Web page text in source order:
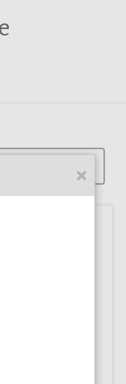
ONLINE
Oferece um